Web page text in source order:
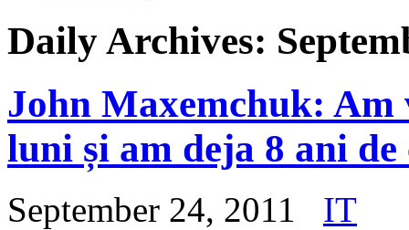
Daily Archives:
John Maxemchuk:
luni și am deja 8 ani
September 24, 2011
IT